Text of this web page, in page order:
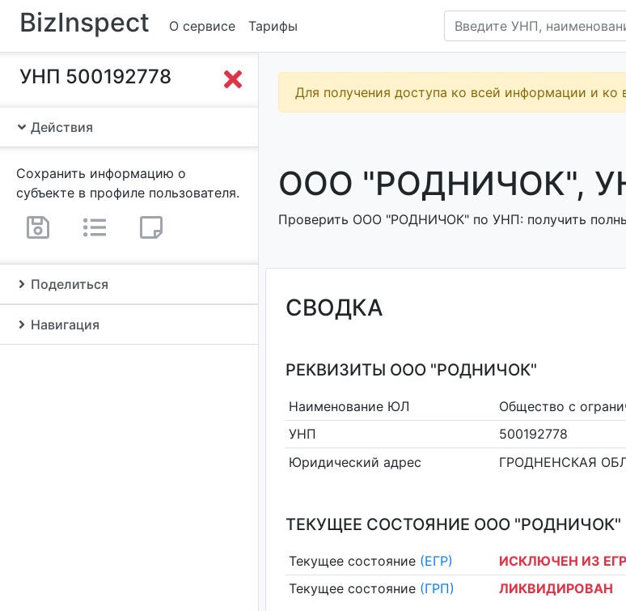
BizInspect О сервисе Тарифы
УНП 500192778
Действия
Сохранить информацию о
субъекте в профиле пользователя.
Поделиться
Навигация
Для получения доступа ко всей информации и
ООО "РОДНИЧОК",
Проверить ООО "РОДНИЧОК" по УНП: получить
СВОДКА
РЕКВИЗИТЫ ООО "РОДНИЧОК"
Наименование ЮЛ
Общество с
УНП
500192778
Юридический адрес
ГРОДНЕНСКАЯ
ТЕКУЩЕЕ СОСТОЯНИЕ ООО "РОДНИЧОК"
Текущее состояние (ЕГР)
ИСКЛЮЧЕН ИЗ ЕГР
Текущее состояние (ГРП) ЛИКВИДИРОВАН